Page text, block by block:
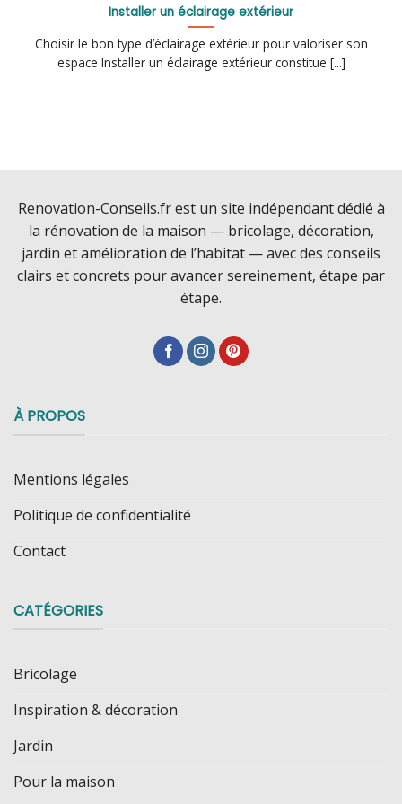
Installer un éclairage extérieur
Choisir le bon type d’éclairage extérieur pour valoriser son
espace Installer un éclairage extérieur constitue [...]
Renovation-Conseils.fr est un site indépendant dédié à
la rénovation de la maison — bricolage, décoration,
jardin et amélioration de l’habitat — avec des conseils
clairs et concrets pour avancer sereinement, étape par
étape.
À PROPOS
Mentions légales
Politique de confidentialité
Contact
CATÉGORIES
Bricolage
Inspiration & décoration
Jardin
Pour la maison